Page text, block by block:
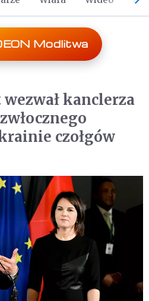
Modlitwa
kanclerza
czołgów